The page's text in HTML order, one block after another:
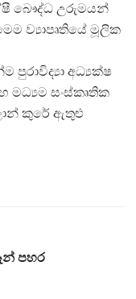
බෞද්ධ උරුමයන්
මෙම ව්යාපෘතියේ මූලික
පුරාවිද් යා අධ්යක්ෂ
මධ්යම සංස්කෘතික
කුරේ ඇතුළු
පහර